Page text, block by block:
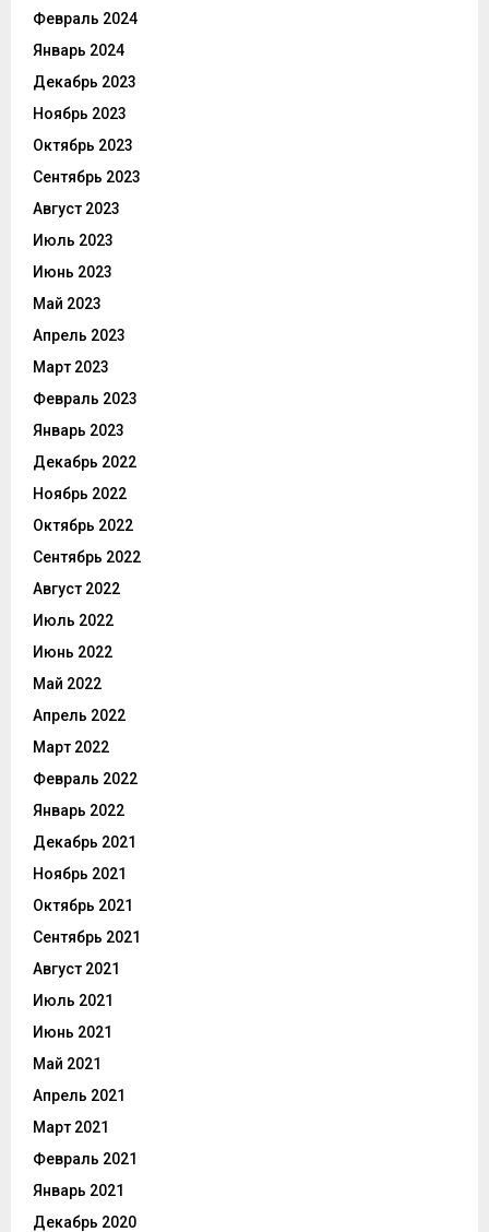
Февраль 2024
Январь 2024
Декабрь 2023
Ноябрь 2023
Октябрь 2023
Сентябрь 2023
Август 2023
Июль 2023
Июнь 2023
Май 2023
Апрель 2023
Март 2023
Февраль 2023
Январь 2023
Декабрь 2022
Ноябрь 2022
Октябрь 2022
Сентябрь 2022
Август 2022
Июль 2022
Июнь 2022
Май 2022
Апрель 2022
Март 2022
Февраль 2022
Январь 2022
Декабрь 2021
Ноябрь 2021
Октябрь 2021
Сентябрь 2021
Август 2021
Июль 2021
Июнь 2021
Май 2021
Апрель 2021
Март 2021
Февраль 2021
Январь 2021
Декабрь 2020